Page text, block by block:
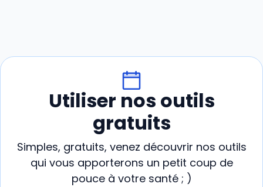
Utiliser nos outils
gratuits
Simples, gratuits, venez découvrir nos outils
qui vous apporterons un petit coup de
pouce à votre santé ; )